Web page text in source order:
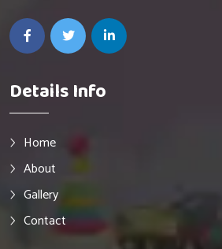
Details Info
Home
About
Gallery
Contact